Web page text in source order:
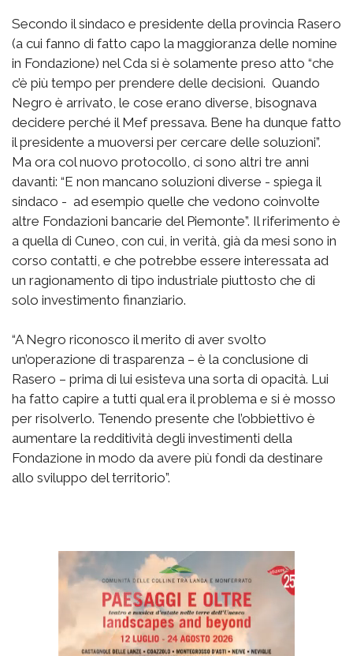
Secondo il sindaco e presidente della provincia Rasero
(a cui fanno di fatto capo la maggioranza delle nomine
in Fondazione) nel Cda si è solamente preso atto “che
c’è più tempo per prendere delle decisioni. Quando
Negro è arrivato, le cose erano diverse, bisognava
decidere perché il Mef pressava. Bene ha dunque fatto
il presidente a muoversi per cercare delle soluzioni”.
Ma ora col nuovo protocollo, ci sono altri tre anni
davanti: “E non mancano soluzioni diverse - spiega il
sindaco - ad esempio quelle che vedono coinvolte
altre Fondazioni bancarie del Piemonte”. Il riferimento è
a quella di Cuneo, con cui, in verità, già da mesi sono in
corso contatti, e che potrebbe essere interessata ad
un ragionamento di tipo industriale piuttosto che di
solo investimento finanziario.
“A Negro riconosco il merito di aver svolto
un’operazione di trasparenza – è la conclusione di
Rasero – prima di lui esisteva una sorta di opacità. Lui
ha fatto capire a tutti qual era il problema e si è mosso
per risolverlo. Tenendo presente che l’obbiettivo è
aumentare la redditività degli investimenti della
Fondazione in modo da avere più fondi da destinare
allo sviluppo del territorio”.